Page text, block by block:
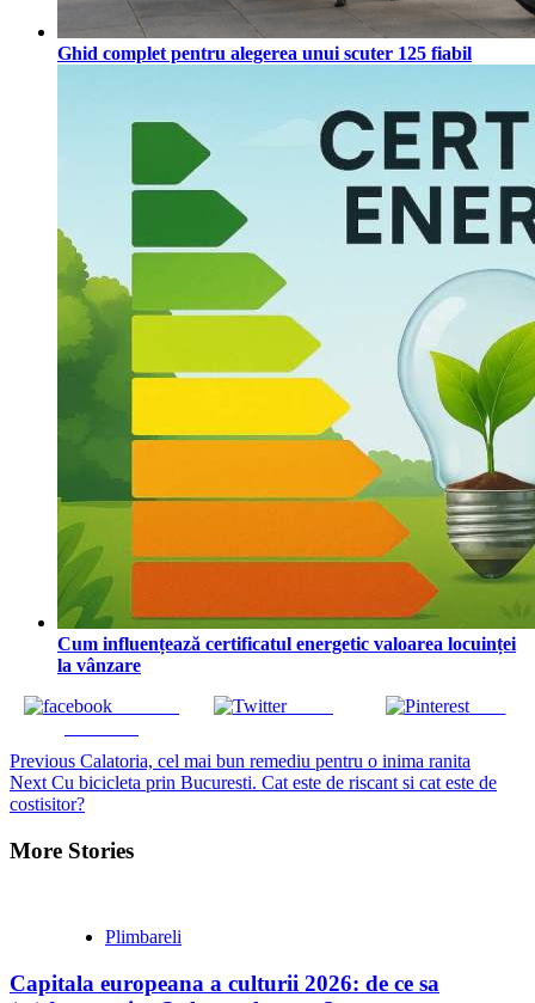
Ghid complet pentru alegerea unui scuter 125 fiabil
Cum influențează certificatul energetic valoarea locuinței
la vânzare
Tweet Save
Continue
Reading
Previous Calatoria, cel mai bun remediu pentru o inima ranita
Next Cu bicicleta prin Bucuresti. Cat este de riscant si cat este de
costisitor?
More Stories
Plimbareli
Capitala europeana a culturii 2026: de ce sa